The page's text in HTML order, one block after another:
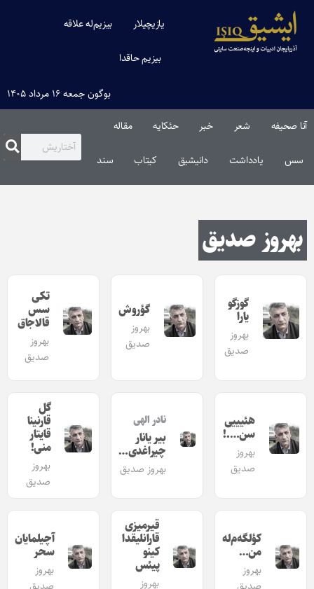
یازیچیلار بیزیم‌له علاقه
بیزیم حاقدا
بوگون جمعه ۱۶ مرداد ۱۴۰۵
آنا صحیفه شعر خبر حئکایه مقاله‌
سس یادداشت دانیشیق کیتاب سند
بهروز صدیق
گوزگو
یارا
بهروز
صدیق
گؤروش
بهروز
صدیق
تکی
سس
قالاجاق
بهروز
صدیق
هئیییی
سن….!
بهروز
صدیق
نادر الهی
بیر یانار
چیراغدی…
بهروز صدیق
گل
قارنینا
قایتار
منی!
بهروز
صدیق
کؤلگه‌م‌له
من…
بهروز
صدیق
قیرمیزی
قارانلیقدا
کینو
پیئس
بهروز
آچیلمایان
سحر
بهروز
صدیق